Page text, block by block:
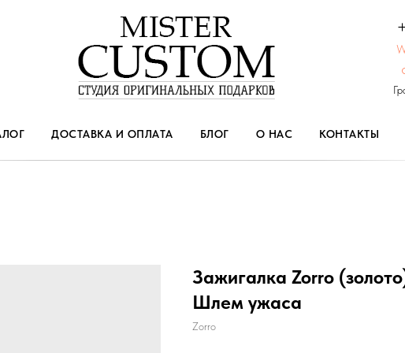
ДОСТАВКА И ОПЛАТА БЛОГ О НАС КОНТАКТЫ
Зажигалка Zorro
Шлем ужаса
Zorro